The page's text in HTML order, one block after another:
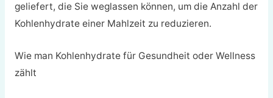
geliefert, die Sie weglassen können, um die Anzahl der
Kohlenhydrate einer Mahlzeit zu reduzieren.
Wie man Kohlenhydrate für Gesundheit oder Wellness
zählt